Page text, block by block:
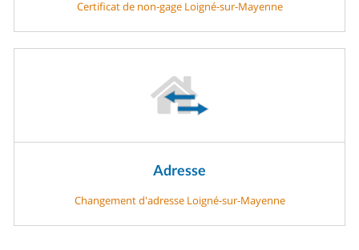
Certificat de non-gage Loigné-sur-Mayenne
Adresse
Changement d'adresse Loigné-sur-Mayenne